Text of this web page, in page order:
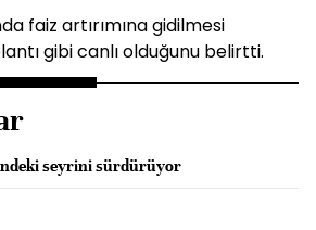
faiz artırımına gidilmesi
gibi canlı olduğunu belirtti.
seyrini sürdürüyor